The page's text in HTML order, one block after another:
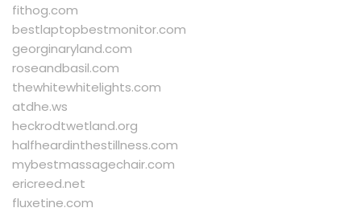
fithog.com
bestlaptopbestmonitor.com
georginaryland.com
roseandbasil.com
thewhitewhitelights.com
atdhe.ws
heckrodtwetland.org
halfheardinthestillness.com
mybestmassagechair.com
ericreed.net
fluxetine.com